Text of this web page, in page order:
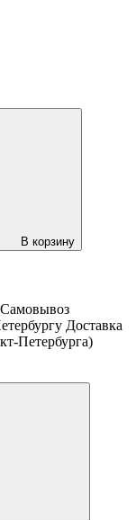
В корзину
Самовывоз
Доставка
Петербурга)